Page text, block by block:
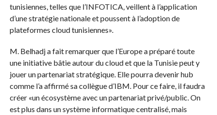
tunisiennes, telles que l’INFOTICA, veillent à l’application
d’une stratégie nationale et poussent à l’adoption de
plateformes cloud tunisiennes».
M. Belhadj a fait remarquer que l’Europe a préparé toute
une initiative bâtie autour du cloud et que la Tunisie peut y
jouer un partenariat stratégique. Elle pourra devenir hub
comme l’a affirmé sa collègue d’IBM. Pour ce faire, il faudra
créer «un écosystème avec un partenariat privé/public. On
est plus dans un système informatique centralisé, mais